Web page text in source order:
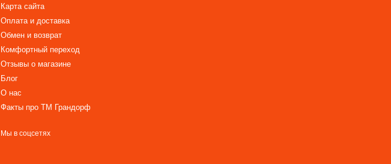
Карта сайта
Оплата и доставка
Обмен и возврат
Комфортный переход
Отзывы о магазине
Блог
О нас
Факты про TM Грандорф
Мы в соцсетях